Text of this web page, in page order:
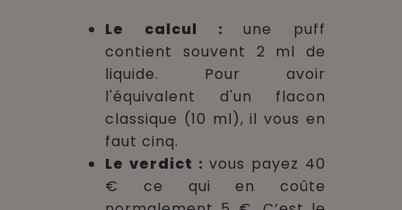
Le calcul :une puff
contient souvent 2 ml de
liquide. Pour avoir
l'équivalent d'un flacon
classique (10 ml), il vous en
faut cinq.
Le verdict :vous payez 40
€ ce qui en coûte